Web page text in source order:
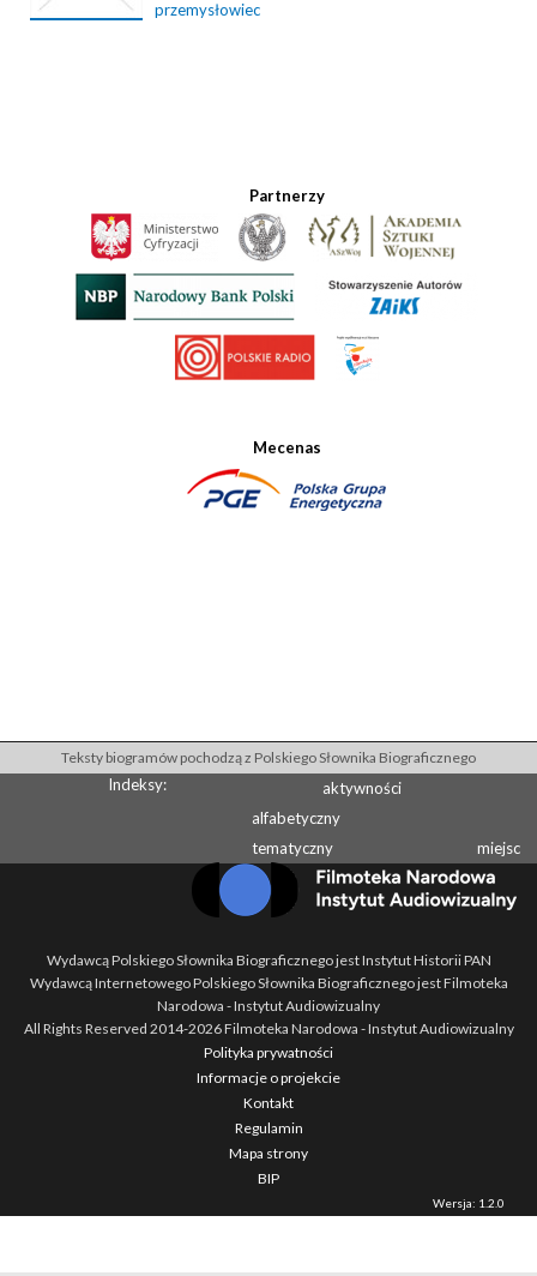
przemysłowiec
Partnerzy
Mecenas
Teksty biogramów pochodzą z Polskiego Słownika Biograficznego
Indeksy:
aktywności
alfabetyczny
tematyczny
miejsc
Wydawcą Polskiego Słownika Biograficznego jest Instytut Historii PAN
Wydawcą Internetowego Polskiego Słownika Biograficznego jest Filmoteka
Narodowa - Instytut Audiowizualny
All Rights Reserved 2014-2026Filmoteka Narodowa - Instytut Audiowizualny
Polityka prywatności
Informacje o projekcie
Kontakt
Regulamin
Mapa strony
BIP
Wersja: 1.2.0